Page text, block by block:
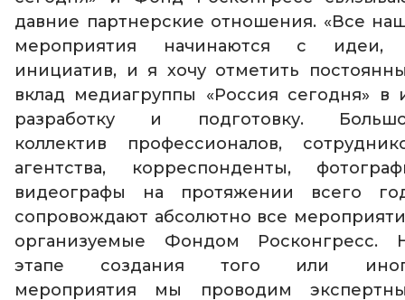
давние партнерские отношения. «Все
мероприятия начинаются с идеи,
инициатив, и я хочу отметить
вклад медиагруппы «Россия сегодня» в
разработку и подготовку.
коллектив профессионалов,
агентства, корреспонденты,
видеографы на протяжении всего
сопровождают абсолютно все
организуемые Фондом Росконгресс.
этапе создания того или
мероприятия мы проводим